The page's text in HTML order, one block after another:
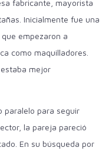
fabricante, mayorista
Inicialmente fue una
empezaron a
como maquilladores.
mejor
paralelo para seguir
la pareja pareció
En su búsqueda por